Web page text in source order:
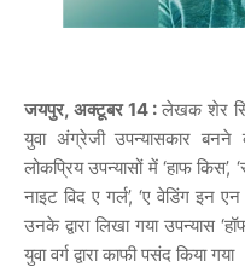
जयपुर, अक्टूबर 14 : लेखक शेर
युवा अंग्रेजी उपन्यासकार
लोकप्रिय उपन्यासों में ‘हाफ किस’,
नाइट विद ए गर्ल’, ‘ए वेडिंग इन
उनके द्वारा लिखा गया उपन्यास
युवा वर्ग द्वारा काफी पसंद किया गया